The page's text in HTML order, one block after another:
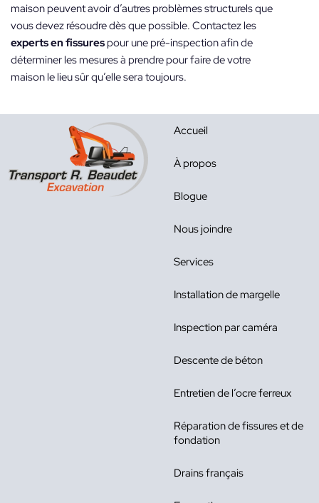
maison peuvent avoir d’autres problèmes structurels que
vous devez résoudre dès que possible. Contactez les
experts en fissurespour une pré-inspection afin de
déterminer les mesures à prendre pour faire de votre
maison le lieu sûr qu’elle sera toujours.
Accueil
À propos
Blogue
Nous joindre
Services
Installation de margelle
Inspection par caméra
Descente de béton
Entretien de l’ocre ferreux
Réparation de fissures et de
fondation
Drains français